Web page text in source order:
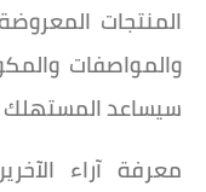
المنتجات
والمواصفات
سيساعد المستهلك
معرفة آراء